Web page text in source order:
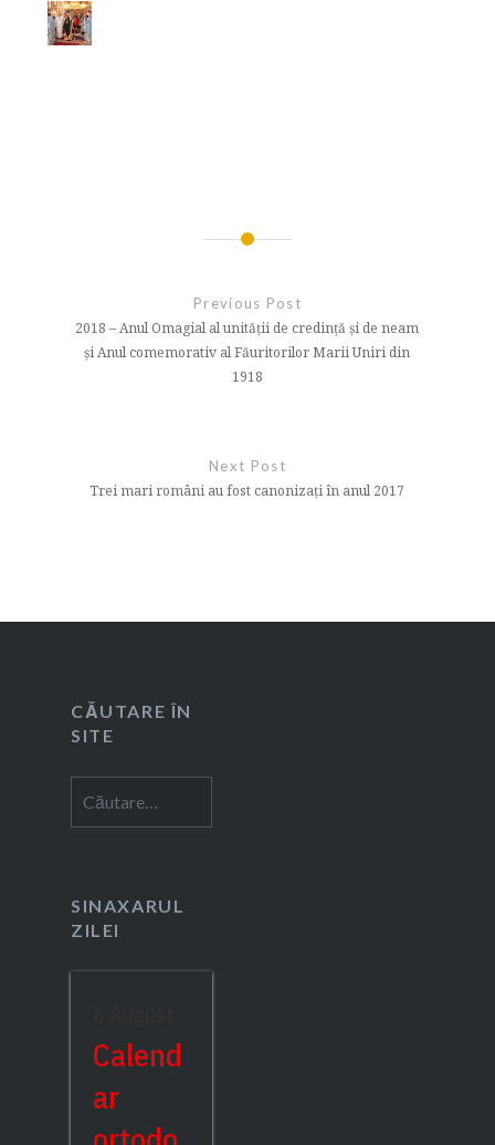
articole
Previous Post
2018 – Anul Omagial al unității de credință și de neam
și Anul comemorativ al Făuritorilor Marii Uniri din
1918
Next Post
Trei mari români au fost canonizaţi în anul 2017
CĂUTARE ÎN
SITE
după:
SINAXARUL
ZILEI
Calend
ar